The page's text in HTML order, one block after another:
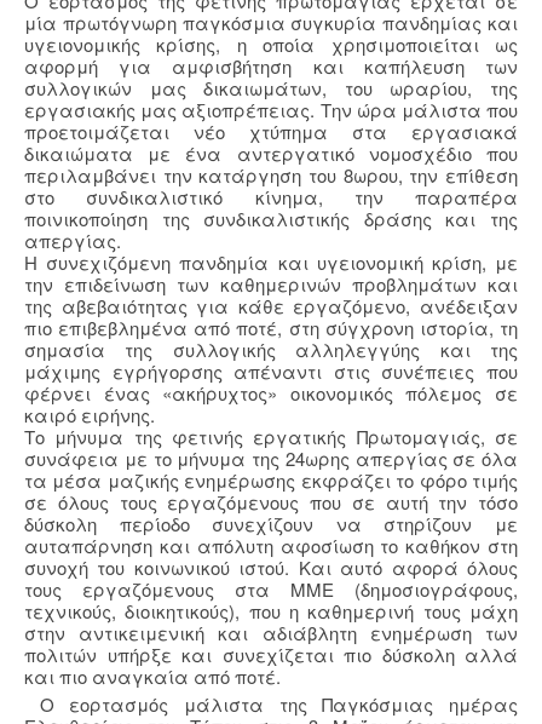
μία πρωτόγνωρη παγκόσμια συγκυρία πανδημίας και
υγειονομικής κρίσης, η οποία χρησιμοποιείται ως
αφορμή για αμφισβήτηση και καπήλευση των
συλλογικών μας δικαιωμάτων, του ωραρίου, της
εργασιακής μας αξιοπρέπειας. Την ώρα μάλιστα που
προετοιμάζεται νέο χτύπημα στα εργασιακά
δικαιώματα με ένα αντεργατικό νομοσχέδιο που
περιλαμβάνει την κατάργηση του 8ωρου, την επίθεση
στο συνδικαλιστικό κίνημα, την παραπέρα
ποινικοποίηση της συνδικαλιστικής δράσης και της
απεργίας.
Η συνεχιζόμενη πανδημία και υγειονομική κρίση, με
την επιδείνωση των καθημερινών προβλημάτων και
της αβεβαιότητας για κάθε εργαζόμενο, ανέδειξαν
πιο επιβεβλημένα από ποτέ, στη σύγχρονη ιστορία, τη
σημασία της συλλογικής αλληλεγγύης και της
μάχιμης εγρήγορσης απέναντι στις συνέπειες που
φέρνει ένας «ακήρυχτος» οικονομικός πόλεμος σε
καιρό ειρήνης.
Το μήνυμα της φετινής εργατικής Πρωτομαγιάς, σε
συνάφεια με το μήνυμα της 24ωρης απεργίας σε όλα
τα μέσα μαζικής ενημέρωσης εκφράζει το φόρο τιμής
σε όλους τους εργαζόμενους που σε αυτή την τόσο
δύσκολη περίοδο συνεχίζουν να στηρίζουν με
αυταπάρνηση και απόλυτη αφοσίωση το καθήκον στη
συνοχή του κοινωνικού ιστού. Και αυτό αφορά όλους
τους εργαζόμενους στα ΜΜΕ (δημοσιογράφους,
τεχνικούς, διοικητικούς), που η καθημερινή τους μάχη
στην αντικειμενική και αδιάβλητη ενημέρωση των
πολιτών υπήρξε και συνεχίζεται πιο δύσκολη αλλά
και πιο αναγκαία από ποτέ.
Ο εορτασμός μάλιστα της Παγκόσμιας ημέρας